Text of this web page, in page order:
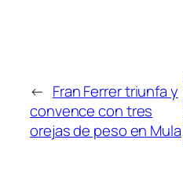
← Fran Ferrer triunfa y
convence con tres
orejas de peso en Mula